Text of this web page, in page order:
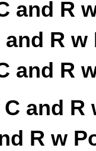
and R
and R w
and R
and R
R w